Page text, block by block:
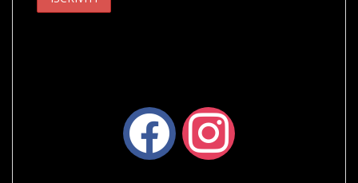
facebook instagram